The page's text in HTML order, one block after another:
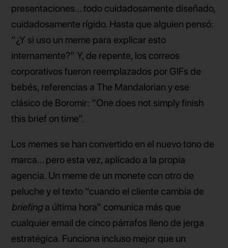
presentaciones… todo cuidadosamente diseñado,
cuidadosamente rígido. Hasta que alguien pensó:
“¿Y si uso un meme para explicar esto
internamente?” Y, de repente, los correos
corporativos fueron reemplazados por GIFs de
bebés, referencias a The Mandalorian y ese
clásico de Boromir: “One does not simply finish
this brief on time”.
Los memes se han convertido en el nuevo tono de
marca… pero esta vez, aplicado a la propia
agencia. Un meme de un monete con otro de
peluche y el texto “cuando el cliente cambia de
briefinga última hora” comunica más que
cualquier email de cinco párrafos lleno de jerga
estratégica. Funciona incluso mejor que un